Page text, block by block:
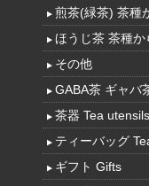
煎茶(緑茶) 茶種
ほうじ茶 茶種
その他
GABA茶 ギャバ
茶器 Tea utensils
ティーバッグ
ギフト Gifts